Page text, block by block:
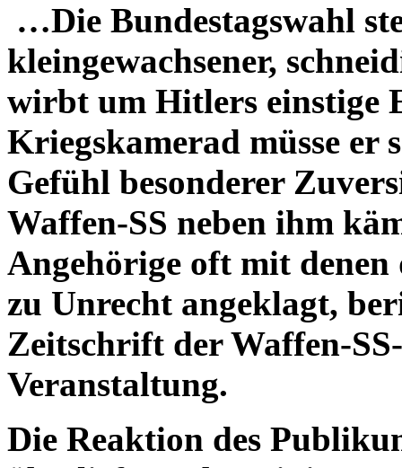
…Die Bundestagswahl
kleingewachsener,
wirbt um Hitlers einstige
Kriegskamerad müsse er
Gefühl besonderer
Waffen-SS neben ihm
Angehörige oft mit denen
zu Unrecht angeklagt,
Zeitschrift der Waffen-
Veranstaltung.
Die Reaktion des